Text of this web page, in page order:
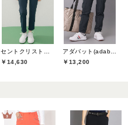
￥14,630
￥13,200